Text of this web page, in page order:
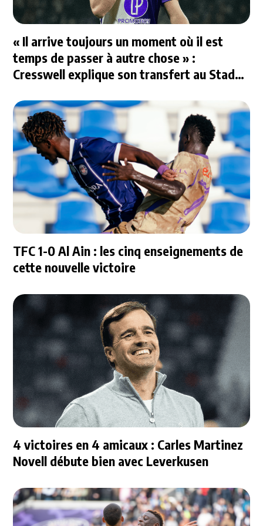
« Il arrive toujours un moment où il est
temps de passer à autre chose » :
Cresswell explique son transfert au Stade
TFC 1-0 Al Ain : les cinq enseignements de
cette nouvelle victoire
4 victoires en 4 amicaux : Carles Martinez
Novell débute bien avec Leverkusen